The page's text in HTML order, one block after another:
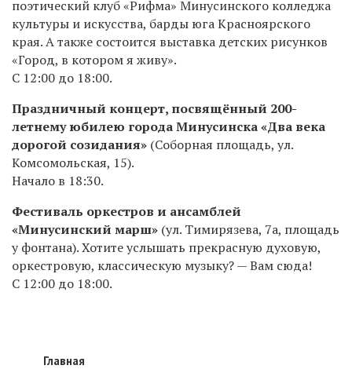
поэтический клуб «Рифма» Минусинского колледжа
культуры и искусства, барды юга Красноярского
края. А также состоится выставка детских рисунков
«Город, в котором я живу».
С 12:00 до 18:00.
Праздничный концерт, посвящённый 200-
летнему юбилею города Минусинска «Два века
дорогой созидания» (Соборная площадь, ул.
Комсомольская, 15).
Начало в 18:30.
Фестиваль оркестров и ансамблей
«Минусинский марш» (ул. Тимирязева, 7а, площадь
у фонтана). Хотите услышать прекрасную духовую,
оркестровую, классическую музыку? — Вам сюда!
С 12:00 до 18:00.
Главная